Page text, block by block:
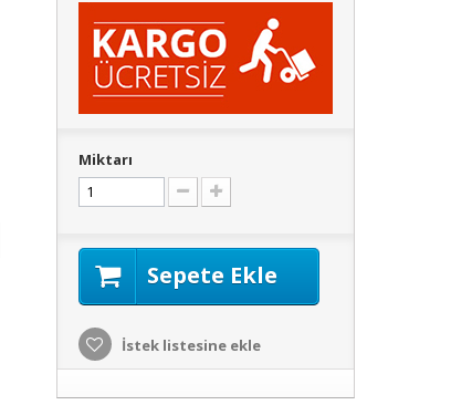
Miktarı
Sepete Ekle
İstek listesine ekle